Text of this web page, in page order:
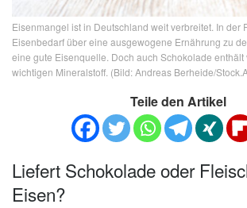
Eisenmangel ist in Deutschland weit verbreitet. In der
Eisenbedarf über eine ausgewogene Ernährung zu
eine gute Eisenquelle. Doch auch Schokolade enthält
wichtigen Mineralstoff. (Bild: Andreas Berheide/
Teile den Artikel
Liefert Schokolade oder
Eisen?